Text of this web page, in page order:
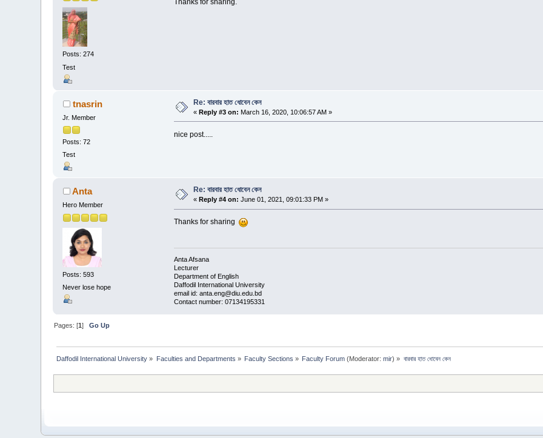
Posts: 274
Test
tnasrin
Jr. Member
Posts: 72
Test
Re: বারবার হাত ধোবেন কেন
«Reply #3 on: March 16, 2020, 10:06:57 AM »
nice post.....
Anta
Hero Member
Posts: 593
Never lose hope
Re: বারবার হাত ধোবেন কেন
« Reply #4 on: June 01, 2021, 09:01:33 PM »
Thanks for sharing
Anta Afsana
Lecturer
Department of English
Daffodil International University
email id: anta.eng@diu.edu.bd
Contact number: 07134195331
Pages: [1]Go Up
Daffodil International University » Faculties and Departments » Faculty Sections » Faculty Forum (Moderator:mir) » বারবার হাত ধোবেন কেন